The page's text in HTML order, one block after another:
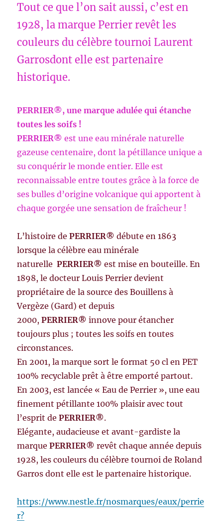
Tout ce que l’on sait aussi, c’est en
1928, la marque Perrier revêt les
couleurs du célèbre tournoi Laurent
Garrosdont elle est partenaire
historique.
PERRIER®, une marque adulée qui étanche
toutes les soifs !
PERRIER® est une eau minérale naturelle
gazeuse centenaire, dont la pétillance unique a
su conquérir le monde entier. Elle est
reconnaissable entre toutes grâce à la force de
ses bulles d’origine volcanique qui apportent à
chaque gorgée une sensation de fraîcheur !
L’histoire dePERRIER® débute en 1863
lorsque la célèbre eau minérale
naturellePERRIER® est mise en bouteille. En
1898, le docteur Louis Perrier devient
propriétaire de la source des Bouillens à
Vergèze (Gard) et depuis
2000,PERRIER® innove pour étancher
toujours plus ; toutes les soifs en toutes
circonstances.
En 2001, la marque sort le format 50 cl en PET
100% recyclable prêt à être emporté partout.
En 2003, est lancée « Eau de Perrier », une eau
finement pétillante 100% plaisir avec tout
l’esprit dePERRIER®.
Elégante, audacieuse et avant-gardiste la
marquePERRIER® revêt chaque année depuis
1928, les couleurs du célèbre tournoi de Roland
Garros dont elle est le partenaire historique.
https://www.nestle.fr/nosmarques/eaux/perrie
r?